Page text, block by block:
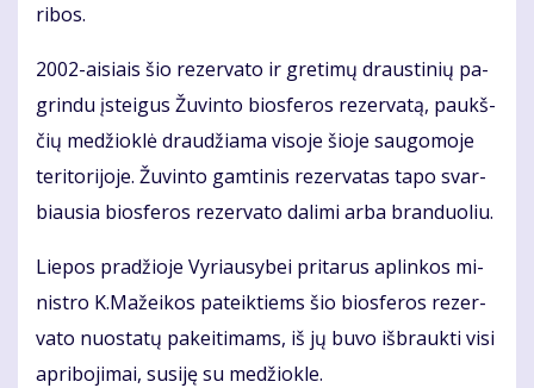
ri­bos.
2002-ai­siais šio re­zer­va­to ir gre­ti­mų draus­ti­nių pa­
grin­du įstei­gus Žu­vin­to bios­fe­ros re­zer­va­tą, paukš­
čių me­džiok­lė drau­džia­ma vi­so­je šio­je sau­go­mo­je
te­ri­to­ri­jo­je. Žu­vin­to gam­ti­nis re­zer­va­tas ta­po svar­
biau­sia bios­fe­ros re­zer­va­to da­li­mi ar­ba bran­duo­liu.
Lie­pos pra­džio­je Vy­riau­sy­bei pri­ta­rus ap­lin­kos mi­
nist­ro K.Ma­žei­kos pa­teik­tiems šio bios­fe­ros re­zer­
va­to nuo­sta­tų pa­kei­ti­mams, iš jų bu­vo iš­brauk­ti vi­si
ap­ri­bo­ji­mai, su­si­ję su me­džiok­le.